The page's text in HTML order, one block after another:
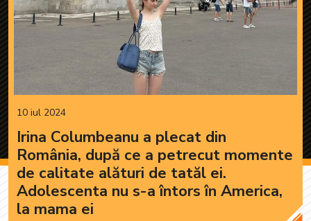
10 iul 2024
Irina Columbeanu a plecat din
România, după ce a petrecut momente
de calitate alături de tatăl ei.
Adolescenta nu s-a întors în America,
la mama ei